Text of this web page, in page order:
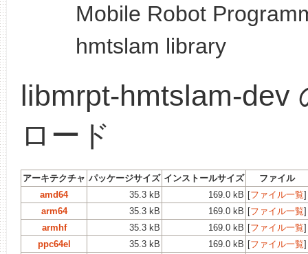
Mobile Robot
hmtslam library
libmrpt-hmtslam-dev
ロード
アーキテクチャ パッケージサイズ インストールサイズ
ファイル
amd64
35.3 kB 169.0 kB [ファイル一覧]
arm64
35.3 kB 169.0 kB [ファイル一覧]
armhf
35.3 kB 169.0 kB [ファイル一覧]
ppc64el
35.3 kB 169.0 kB [ファイル一覧]